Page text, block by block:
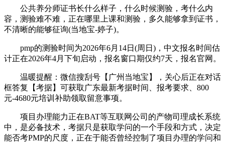
公共养分师证书长什么样子，什么时候测验，考什么内
容，测验难不难，正在哪里上课和测验，多久能够拿到证书，
不清晰的能够征询(当地宝-婷子)。
pmp的测验时间为2026年6月14日(周日)，中文报名时间估
计正在2026年4月下旬启动，报名窗口期仅约7天，报名官网。
温暖提醒：微信搜刮号【广州当地宝】，关心后正在对话
框答复【考据】可获取广东最新考据时间、报考要求、800
元-4680元培训补助领取留意事项。
项目办理能力正在BAT等互联网公司的产物司理成长系统
中，是必备技术，考据只是获取学问的一个手段和方式，决定
能否考PMP的尺度，正在于能否曾经控制了项目办理的学问和